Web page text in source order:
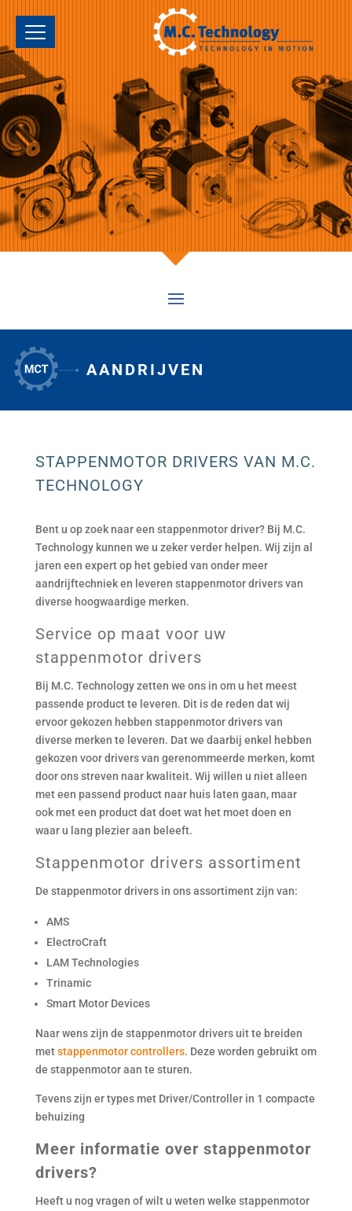
AANDRIJVEN
STAPPENMOTOR DRIVERS VAN M.C.
TECHNOLOGY
Bent u op zoek naar een stappenmotor driver? Bij M.C.
Technology kunnen we u zeker verder helpen. Wij zijn al
jaren een expert op het gebied van onder meer
aandrijftechniek en leveren stappenmotor drivers van
diverse hoogwaardige merken.
Service op maat voor uw
stappenmotor drivers
Bij M.C. Technology zetten we ons in om u het meest
passende product te leveren. Dit is de reden dat wij
ervoor gekozen hebben stappenmotor drivers van
diverse merken te leveren. Dat we daarbij enkel hebben
gekozen voor drivers van gerenommeerde merken, komt
door ons streven naar kwaliteit. Wij willen u niet alleen
met een passend product naar huis laten gaan, maar
ook met een product dat doet wat het moet doen en
waar u lang plezier aan beleeft.
Stappenmotor drivers assortiment
De stappenmotor drivers in ons assortiment zijn van:
AMS
ElectroCraft
LAM Technologies
Trinamic
Smart Motor Devices
Naar wens zijn de stappenmotor drivers uit te breiden
metstappenmotor controllers. Deze worden gebruikt om
de stappenmotor aan te sturen.
Tevens zijn er types met Driver/Controller in 1 compacte
behuizing
Meer informatie over stappenmotor
drivers?
Heeft u nog vragen of wilt u weten welke stappenmotor